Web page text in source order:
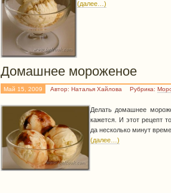
(далее…)
Домашнее мороженое
Май 15, 2009 Автор: Наталья Хайлова Рубрика:
Делать домашнее
кажется. И этот рецепт
да несколько минут
(далее…)